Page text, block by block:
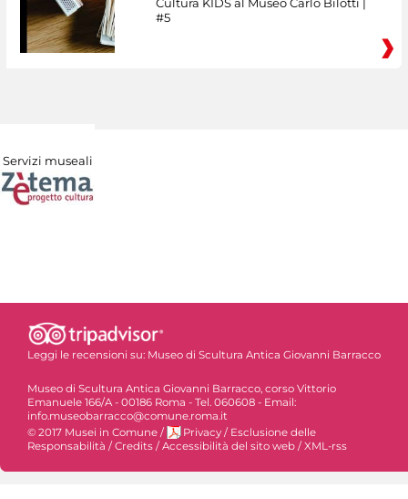
#5
Servizi museali
Leggi le recensioni su: Museo di Scultura Antica Giovanni Barracco
Museo di Scultura Antica Giovanni Barracco, corso Vittorio
Emanuele 166/A - 00186 Roma - Tel. 060608 - Email:
info.museobarracco@comune.roma.it
© 2017 Musei in Comune / Privacy / Esclusione delle
Responsabilità /Credits /Accessibilità del sito web /XML-rss